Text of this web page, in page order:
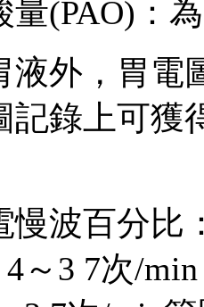
：為
，胃電
記錄上可獲
百分比
～3 7次/